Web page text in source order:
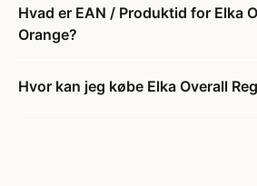
Hvad er EAN / Produktid for Elka
Orange?
Hvor kan jeg købe Elka Overall